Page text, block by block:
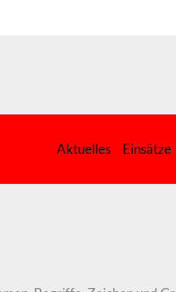
Aktuelles Einsätze